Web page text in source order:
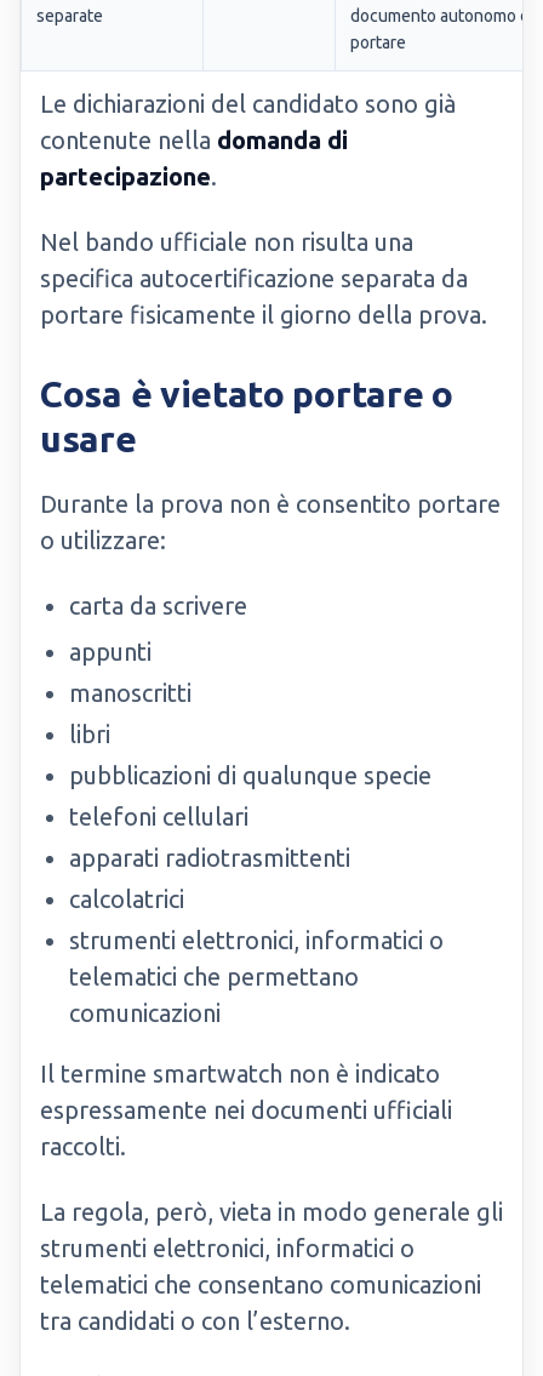
separate
documento autonomo da
portare
Le dichiarazioni del candidato sono già
contenute nella domanda di
partecipazione.
Nel bando ufficiale non risulta una
specifica autocertificazione separata da
portare fisicamente il giorno della prova.
Cosa è vietato portare o
usare
Durante la prova non è consentito portare
o utilizzare:
carta da scrivere
appunti
manoscritti
libri
pubblicazioni di qualunque specie
telefoni cellulari
apparati radiotrasmittenti
calcolatrici
strumenti elettronici, informatici o
telematici che permettano
comunicazioni
Il termine smartwatch non è indicato
espressamente nei documenti ufficiali
raccolti.
La regola, però, vieta in modo generale gli
strumenti elettronici, informatici o
telematici che consentano comunicazioni
tra candidati o con l’esterno.